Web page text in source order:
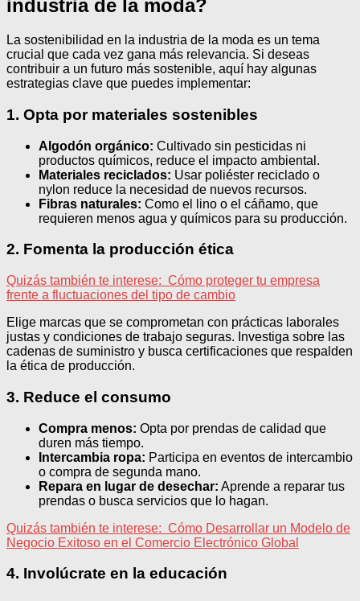
industria de la moda?
La sostenibilidad en la industria de la moda es un tema
crucial que cada vez gana más relevancia. Si deseas
contribuir a un futuro más sostenible, aquí hay algunas
estrategias clave que puedes implementar:
1. Opta por materiales sostenibles
Algodón orgánico: Cultivado sin pesticidas ni
productos químicos, reduce el impacto ambiental.
Materiales reciclados: Usar poliéster reciclado o
nylon reduce la necesidad de nuevos recursos.
Fibras naturales: Como el lino o el cáñamo, que
requieren menos agua y químicos para su producción.
2. Fomenta la producción ética
Quizás también te interese: Cómo proteger tu empresa
frente a fluctuaciones del tipo de cambio
Elige marcas que se comprometan con prácticas laborales
justas y condiciones de trabajo seguras. Investiga sobre las
cadenas de suministro y busca certificaciones que respalden
la ética de producción.
3. Reduce el consumo
Compra menos: Opta por prendas de calidad que
duren más tiempo.
Intercambia ropa: Participa en eventos de intercambio
o compra de segunda mano.
Repara en lugar de desechar: Aprende a reparar tus
prendas o busca servicios que lo hagan.
Quizás también te interese: Cómo Desarrollar un Modelo de
Negocio Exitoso en el Comercio Electrónico Global
4. Involúcrate en la educación